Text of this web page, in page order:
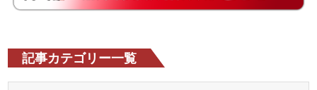
記事カテゴリー一覧